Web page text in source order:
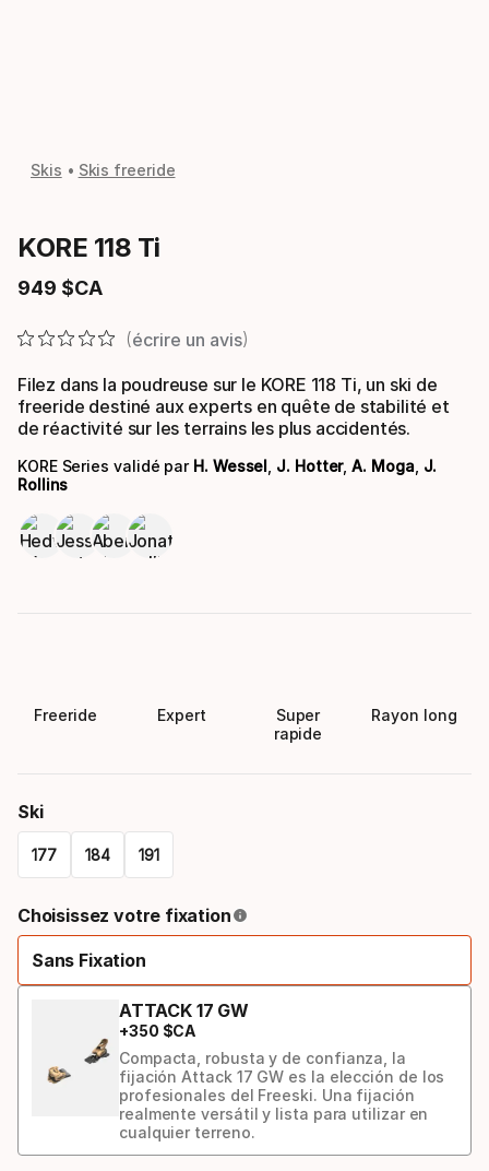
Skis Skis freeride
KORE 118 Ti
949 $CA
Prix final
écrire un avis
Filez dans la poudreuse sur le KORE 118 Ti, un ski de
freeride destiné aux experts en quête de stabilité et
de réactivité sur les terrains les plus accidentés.
KORE Series validé par H. Wessel J. Hotter,A. Moga, J.
Rollins
Freeride Expert
Super
rapide
Rayon long
Ski
177 184 191
select
option:
Choisissez votre fixation
Sans Fixation
ATTACK 17 GW
+350 $CA
Compacta, robusta y de confianza, la
fijación Attack 17 GW es la elección de los
profesionales del Freeski. Una fijación
realmente versátil y lista para utilizar en
cualquier terreno.